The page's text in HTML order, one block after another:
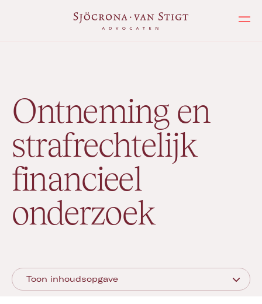
Ontneming en
strafrechtelijk
financieel
onderzoek
Toon inhoudsopgave